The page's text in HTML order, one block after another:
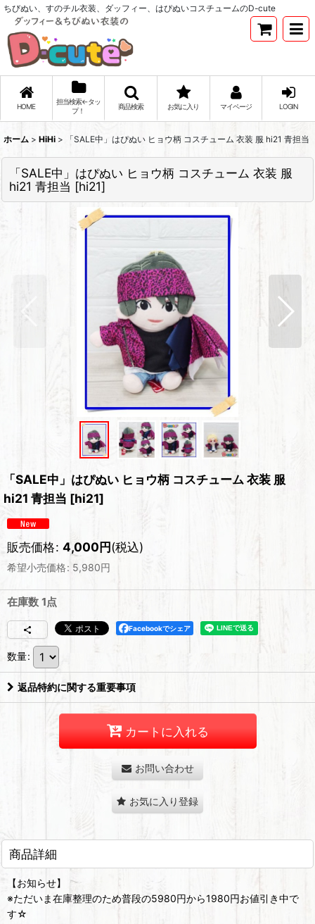
ちびぬい、すのチル衣装、ダッフィー、はぴぬいコスチュームのD-cute
HOME
担当検索←タッ
プ！
商品検索 お気に入り マイページ LOGIN
ホーム > HiHi > 「SALE中」はぴぬい ヒョウ柄 コスチューム 衣装 服 hi21 青担当
「SALE中」はぴぬい ヒョウ柄 コスチューム 衣装 服
hi21 青担当 [hi21]
「SALE中」はぴぬい ヒョウ柄 コスチューム 衣装 服
hi21 青担当 [hi21]
販売価格: 4,000円(税込)
希望小売価格: 5,980円
在庫数 1点
Facebookでシェア
数量:
返品特約に関する重要事項
カートに入れる
お問い合わせ
お気に入り登録
商品詳細
【お知らせ】
※ただいま在庫整理のため普段の5980円から1980円お値引き中で
す☆